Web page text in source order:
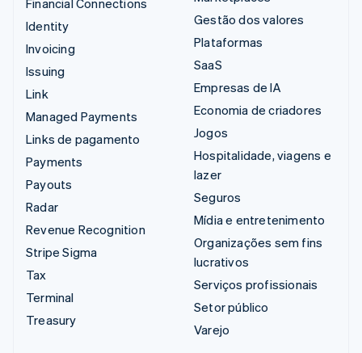
Financial Connections
Identity
Invoicing
Issuing
Link
Managed Payments
Links de pagamento
Payments
Payouts
Radar
Revenue Recognition
Stripe Sigma
Tax
Terminal
Treasury
Gestão dos valores
Plataformas
SaaS
Empresas de IA
Economia de criadores
Jogos
Hospitalidade, viagens e
lazer
Seguros
Mídia e entretenimento
Organizações sem fins
lucrativos
Serviços profissionais
Setor público
Varejo